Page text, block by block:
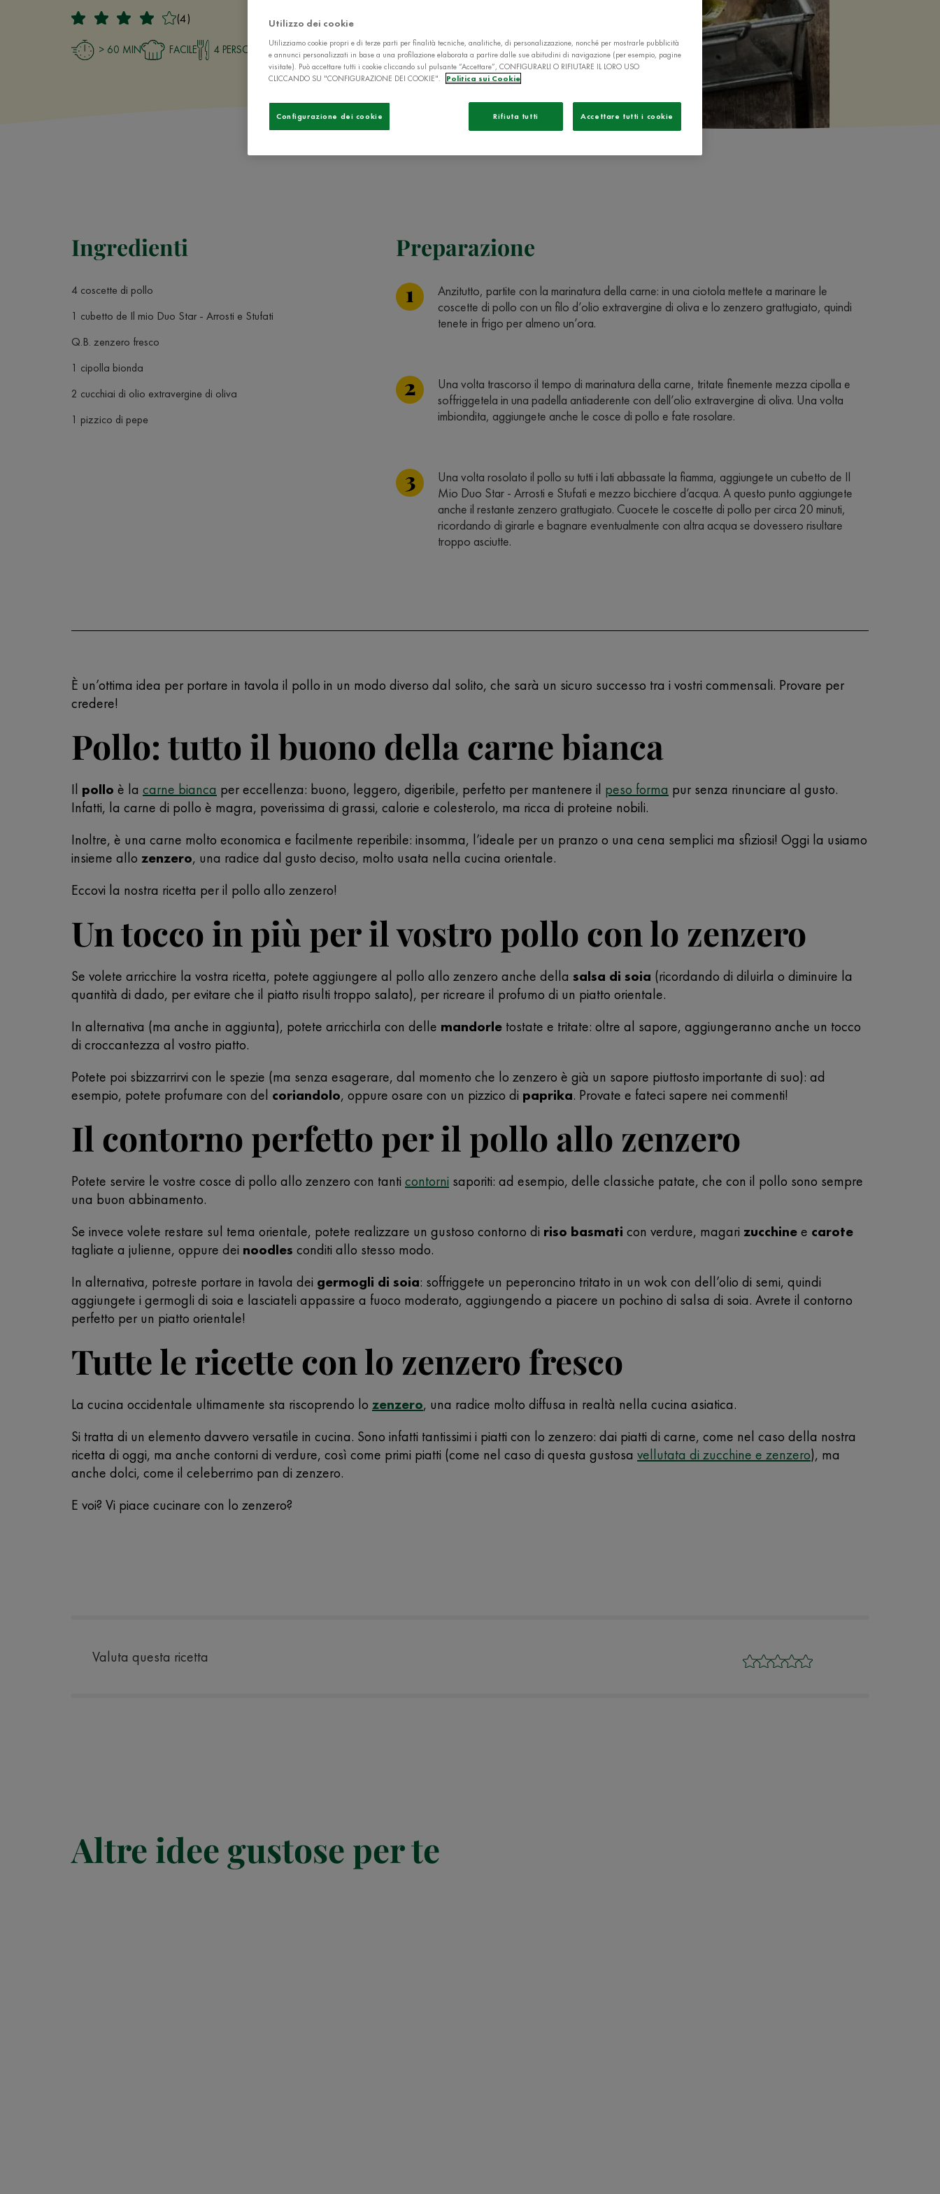
(4)
> 60 MIN FACILE 4 PERSONE
Ingredienti
4 coscette di pollo
1 cubetto de Il mio Duo Star - Arrosti e Stufati
Q.B. zenzero fresco
1 cipolla bionda
2 cucchiai di olio extravergine di oliva
1 pizzico di pepe
Preparazione
Anzitutto, partite con la marinatura della carne: in una ciotola mettete a marinare le
coscette di pollo con un filo d’olio extravergine di oliva e lo zenzero grattugiato, quindi
tenete in frigo per almeno un’ora.
Una volta trascorso il tempo di marinatura della carne, tritate finemente mezza cipolla e
soffriggetela in una padella antiaderente con dell’olio extravergine di oliva. Una volta
imbiondita, aggiungete anche le cosce di pollo e fate rosolare.
Una volta rosolato il pollo su tutti i lati abbassate la fiamma, aggiungete un cubetto de Il
Mio Duo Star - Arrosti e Stufati e mezzo bicchiere d’acqua. A questo punto aggiungete
anche il restante zenzero grattugiato. Cuocete le coscette di pollo per circa 20 minuti,
ricordando di girarle e bagnare eventualmente con altra acqua se dovessero risultare
troppo asciutte.
È un’ottima idea per portare in tavola il pollo in un modo diverso dal solito, che sarà un sicuro successo tra i vostri commensali. Provare per
credere!
Pollo: tutto il buono della carne bianca
Il pollo è la carne bianca per eccellenza: buono, leggero, digeribile, perfetto per mantenere il peso forma pur senza rinunciare al gusto.
Infatti, la carne di pollo è magra, poverissima di grassi, calorie e colesterolo, ma ricca di proteine nobili.
Inoltre, è una carne molto economica e facilmente reperibile: insomma, l’ideale per un pranzo o una cena semplici ma sfiziosi! Oggi la usiamo
insieme allo zenzero, una radice dal gusto deciso, molto usata nella cucina orientale.
Eccovi la nostra ricetta per il pollo allo zenzero!
Un tocco in più per il vostro pollo con lo zenzero
Se volete arricchire la vostra ricetta, potete aggiungere al pollo allo zenzero anche della salsa di soia (ricordando di diluirla o diminuire la
quantità di dado, per evitare che il piatto risulti troppo salato), per ricreare il profumo di un piatto orientale.
In alternativa (ma anche in aggiunta), potete arricchirla con delle mandorle tostate e tritate: oltre al sapore, aggiungeranno anche un tocco
di croccantezza al vostro piatto.
Potete poi sbizzarrirvi con le spezie (ma senza esagerare, dal momento che lo zenzero è già un sapore piuttosto importante di suo): ad
esempio, potete profumare con del coriandolo, oppure osare con un pizzico di paprika. Provate e fateci sapere nei commenti!
Il contorno perfetto per il pollo allo zenzero
Potete servire le vostre cosce di pollo allo zenzero con tanti contorni saporiti: ad esempio, delle classiche patate, che con il pollo sono sempre
una buon abbinamento.
Se invece volete restare sul tema orientale, potete realizzare un gustoso contorno di riso basmati con verdure, magari zucchinee carote
tagliate a julienne, oppure dei noodles conditi allo stesso modo.
In alternativa, potreste portare in tavola dei germogli di soia: soffriggete un peperoncino tritato in un wok con dell’olio di semi, quindi
aggiungete i germogli di soia e lasciateli appassire a fuoco moderato, aggiungendo a piacere un pochino di salsa di soia. Avrete il contorno
perfetto per un piatto orientale!
Tutte le ricette con lo zenzero fresco
La cucina occidentale ultimamente sta riscoprendo lo zenzero, una radice molto diffusa in realtà nella cucina asiatica.
Si tratta di un elemento davvero versatile in cucina. Sono infatti tantissimi i piatti con lo zenzero: dai piatti di carne, come nel caso della nostra
ricetta di oggi, ma anche contorni di verdure, così come primi piatti (come nel caso di questa gustosa vellutata di zucchine e zenzero), ma
anche dolci, come il celeberrimo pan di zenzero.
E voi? Vi piace cucinare con lo zenzero?
Valuta questa ricetta
Altre idee gustose per te
Utilizzo dei cookie
Utilizziamo cookie propri e di terze parti per finalità tecniche, analitiche, di personalizzazione, nonché per mostrarle pubblicità
e annunci personalizzati in base a una profilazione elaborata a partire dalle sue abitudini di navigazione (per esempio, pagine
visitate). Può accettare tutti i cookie cliccando sul pulsante “Accettare”, CONFIGURARLI O RIFIUTARE IL LORO USO
CLICCANDO SU "CONFIGURAZIONE DEI COOKIE".
Politica sui Cookie
Rifiuta tutti Accettare tutti i cookie
Configurazione dei cookie